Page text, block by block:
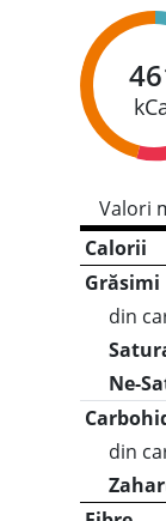
Valori
Calorii
Grăsimi
din
Ne-
din